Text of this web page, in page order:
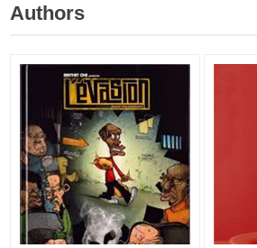
Arabe
Toutes les langues
Authors